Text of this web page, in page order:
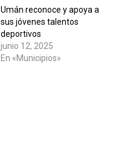
Umán reconoce y apoya a
sus jóvenes talentos
deportivos
junio 12, 2025
En «Municipios»